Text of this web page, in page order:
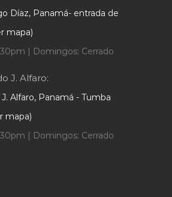
Díaz, Panamá- entrada de
mapa)
| Domingos: Cerrado
J. Alfaro:
Alfaro, Panamá - Tumba
mapa)
| Domingos: Cerrado